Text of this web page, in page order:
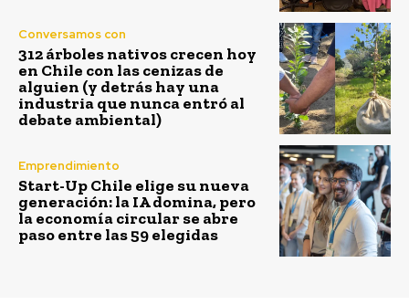
Conversamos con
312 árboles nativos crecen hoy
en Chile con las cenizas de
alguien (y detrás hay una
industria que nunca entró al
debate ambiental)
Emprendimiento
Start-Up Chile elige su nueva
generación: la IA domina, pero
la economía circular se abre
paso entre las 59 elegidas